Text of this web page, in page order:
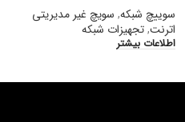
سوییچ شبکه, سویچ غیر مدیریتی
اترنت,تجهیزات شبکه
اطلاعات بیشتر